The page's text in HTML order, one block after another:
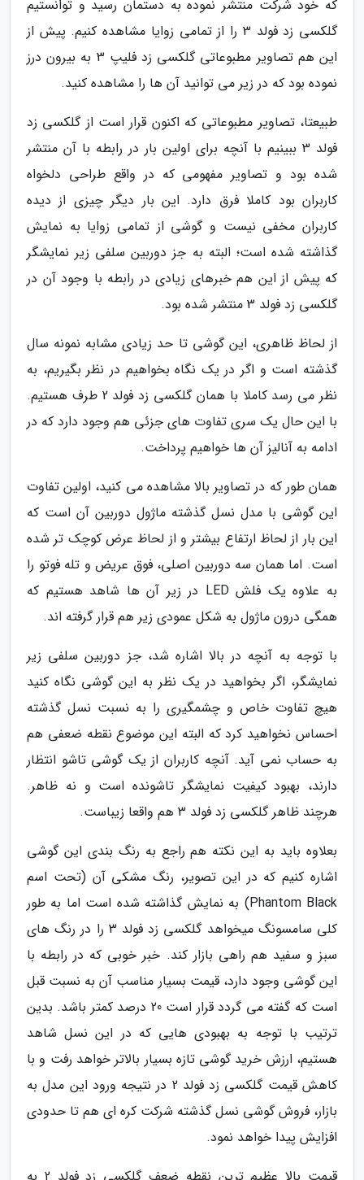
که خود شرکت منتشر نموده به دستمان رسید و توانستیم
گلکسی زد فولد 3 را از تمامی زوایا مشاهده کنیم. پیش از
این هم تصاویر مطبوعاتی گلکسی زد فلیپ 3 به بیرون درز
نموده بود که در زیر می توانید آن ها را مشاهده کنید.
طبیعتا، تصاویر مطبوعاتی که اکنون قرار است از گلکسی زد
فولد 3 ببینیم با آنچه برای اولین بار در رابطه با آن منتشر
شده بود و تصاویر مفهومی که در واقع طراحی دلخواه
کاربران بود کاملا فرق دارد. این بار دیگر چیزی از دیده
کاربران مخفی نیست و گوشی از تمامی زوایا به نمایش
گذاشته شده است؛ البته به جز دوربین سلفی زیر نمایشگر
که پیش از این هم خبرهای زیادی در رابطه با وجود آن در
گلکسی زد فولد 3 منتشر شده بود.
از لحاظ ظاهری، این گوشی تا حد زیادی مشابه نمونه سال
گذشته است و اگر در یک نگاه بخواهیم در نظر بگیریم، به
نظر می رسد کاملا با همان گلکسی زد فولد 2 طرف هستیم.
با این حال یک سری تفاوت های جزئی هم وجود دارد که در
ادامه به آنالیز آن ها خواهیم پرداخت.
همان طور که در تصاویر بالا مشاهده می کنید، اولین تفاوت
این گوشی با مدل نسل گذشته ماژول دوربین آن است که
این بار از لحاظ ارتفاع بیشتر و از لحاظ عرض کوچک تر شده
است. اما همان سه دوربین اصلی، فوق عریض و تله فوتو را
به علاوه یک فلش LED در زیر آن ها شاهد هستیم که
همگی درون ماژول به شکل عمودی زیر هم قرار گرفته اند.
با توجه به آنچه در بالا اشاره شد، جز دوربین سلفی زیر
نمایشگر، اگر بخواهید در یک نظر به این گوشی نگاه کنید
هیچ تفاوت خاص و چشمگیری را به نسبت نسل گذشته
احساس نخواهید کرد که البته این موضوع نقطه ضعفی هم
به حساب نمی آید. آنچه کاربران از یک گوشی تاشو انتظار
دارند، بهبود کیفیت نمایشگر تاشونده است و نه ظاهر.
هرچند ظاهر گلکسی زد فولد 3 هم واقعا زیباست.
بعلاوه باید به این نکته هم راجع به رنگ بندی این گوشی
اشاره کنیم که در این تصویر، رنگ مشکی آن (تحت اسم
Phantom Black) به نمایش گذاشته شده است اما به طور
کلی سامسونگ میخواهد گلکسی زد فولد 3 را در رنگ های
سبز و سفید هم راهی بازار کند. خبر خوبی که در رابطه با
این گوشی وجود دارد، قیمت بسیار مناسب آن به نسبت قبل
است که گفته می گردد قرار است 20 درصد کمتر باشد. بدین
ترتیب با توجه به بهبودی هایی که در این نسل شاهد
هستیم، ارزش خرید گوشی تازه بسیار بالاتر خواهد رفت و با
کاهش قیمت گلکسی زد فولد 2 در نتیجه ورود این مدل به
بازار، فروش گوشی نسل گذشته شرکت کره ای هم تا حدودی
افزایش پیدا خواهد نمود.